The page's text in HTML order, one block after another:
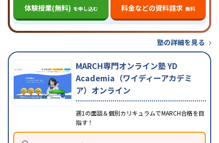
体験授業(無料) を申し込む 料金などの資料請求 無料
塾の詳細を見る
MARCH専門オンライン塾 YD
Academia（ワイディーアカデミ
ア）オンライン
週1の面談＆個別カリキュラムでMARCH合格を目
指す！